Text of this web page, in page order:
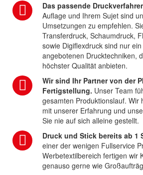
Das passende
Auflage und Ihrem Sujet sind
Umsetzungen zu empfehlen.
Transferdruck, Schaumdruck,
sowie Digiflexdruck sind nur
angebotenen Drucktechniken,
höchster Qualität anbieten.
Wir sind Ihr Partner von der
Fertigstellung. Unser Team
gesamten Produktionslauf. Wir
mit unserer Erfahrung und
Sie nie auf sich alleine gestellt.
Druck und Stick bereits ab 1
einer der wenigen Fullservice
Werbetextilbereich fertigen wir
genauso gerne wie